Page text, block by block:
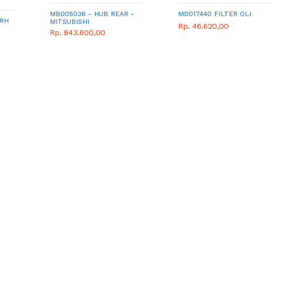
MB005036 - HUB REAR -
MITSUBISHI
Rp. 843.600,00
MD017440 FILTER OLI
Rp. 46.620,00